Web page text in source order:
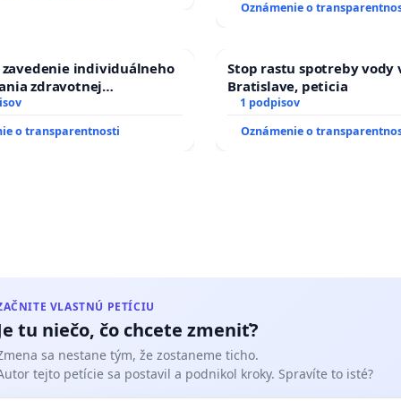
Oznámenie o
zavedenie individuálneho
zdravotnej
osôb s diabetom 1. a 2.
o transparentnosti
Stop rastu spotreby vody
Bratislave, peticia
1 podpisov
Oznámenie o
VLASTNÚ PETÍCIU
tu niečo, čo chcete zmeniť?
sa nestane tým, že zostaneme ticho.
tejto petície sa postavil a podnikol kroky. Spravíte to isté?